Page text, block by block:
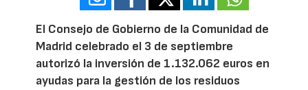
El Consejo de Gobierno de la Comunidad de
Madrid celebrado el 3 de septiembre
autorizó la inversión de 1.132.062 euros en
ayudas para la gestión de los residuos